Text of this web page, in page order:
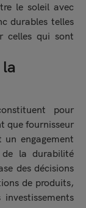
le soleil avec
durables telles
celles qui sont
pour
que fournisseur
engagement
de la durabilité
des décisions
de produits,